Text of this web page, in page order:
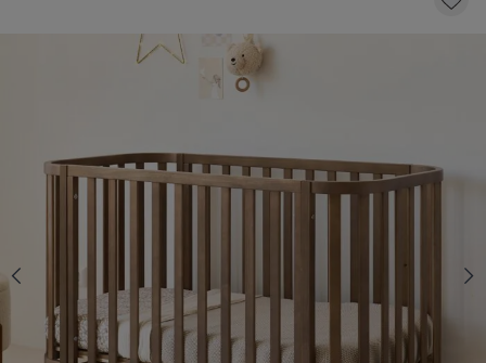
LIT BÉBÉ OVALE «COCOON» | 60 X 120 CM |
dont éco-participation 1,50
En stock
Sélectionnez un Cocoon matelas avec 10 € de